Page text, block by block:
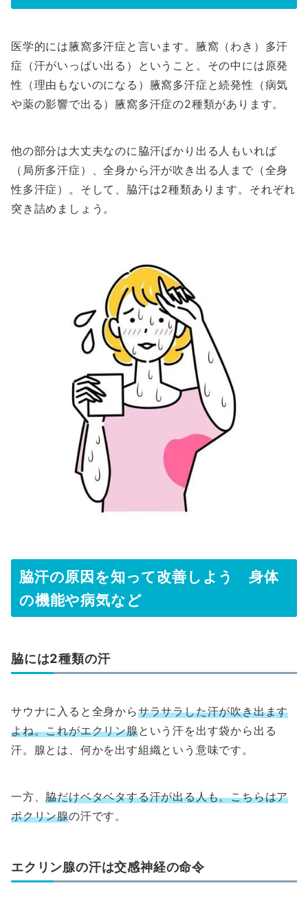
医学的には腋窩多汗症と言います。腋窩（わき）多汗
症（汗がいっぱい出る）ということ。その中には原発
性（理由もないのになる）腋窩多汗症と続発性（病気
や薬の影響で出る）腋窩多汗症の2種類があります。
他の部分は大丈夫なのに脇汗ばかり出る人もいれば
（局所多汗症）、全身から汗が吹き出る人まで（全身
性多汗症）。そして、脇汗は2種類あります。それぞれ
突き詰めましょう。
脇汗の原因を知って改善しよう 身体
の機能や病気など
脇には2種類の汗
サウナに入ると全身からサラサラした汗が吹き出ます
よね。これがエクリン腺という汗を出す袋から出る
汗。腺とは、何かを出す組織という意味です。
一方、脇だけベタベタする汗が出る人も。こちらはア
ポクリン腺の汗です。
エクリン腺の汗は交感神経の命令